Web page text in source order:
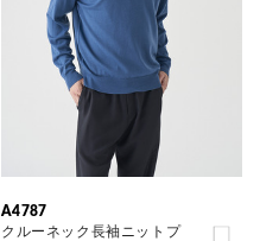
A4787
クルーネック長袖ニットプ